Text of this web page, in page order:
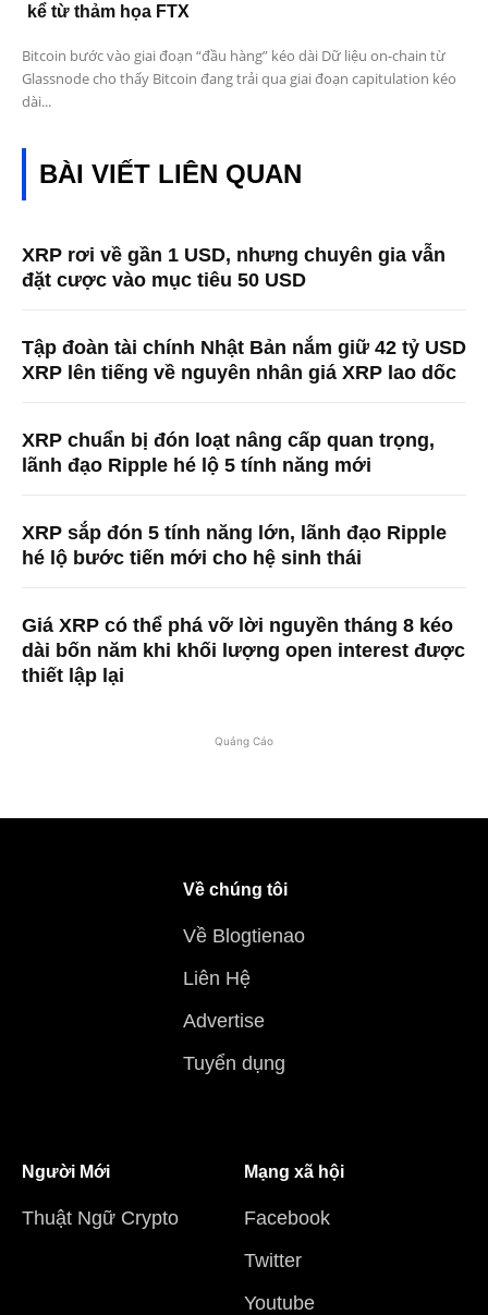
kể từ thảm họa FTX
Bitcoin bước vào giai đoạn “đầu hàng” kéo dài Dữ liệu on-chain từ
Glassnode cho thấy Bitcoin đang trải qua giai đoạn capitulation kéo
dài...
BÀI VIẾT LIÊN QUAN
XRP rơi về gần 1 USD, nhưng chuyên gia vẫn
đặt cược vào mục tiêu 50 USD
Tập đoàn tài chính Nhật Bản nắm giữ 42 tỷ USD
XRP lên tiếng về nguyên nhân giá XRP lao dốc
XRP chuẩn bị đón loạt nâng cấp quan trọng,
lãnh đạo Ripple hé lộ 5 tính năng mới
XRP sắp đón 5 tính năng lớn, lãnh đạo Ripple
hé lộ bước tiến mới cho hệ sinh thái
Giá XRP có thể phá vỡ lời nguyền tháng 8 kéo
dài bốn năm khi khối lượng open interest được
thiết lập lại
Quảng Cáo
Về chúng tôi
Về Blogtienao
Liên Hệ
Advertise
Tuyển dụng
Người Mới
Thuật Ngữ Crypto
Mạng xã hội
Facebook
Twitter
Youtube